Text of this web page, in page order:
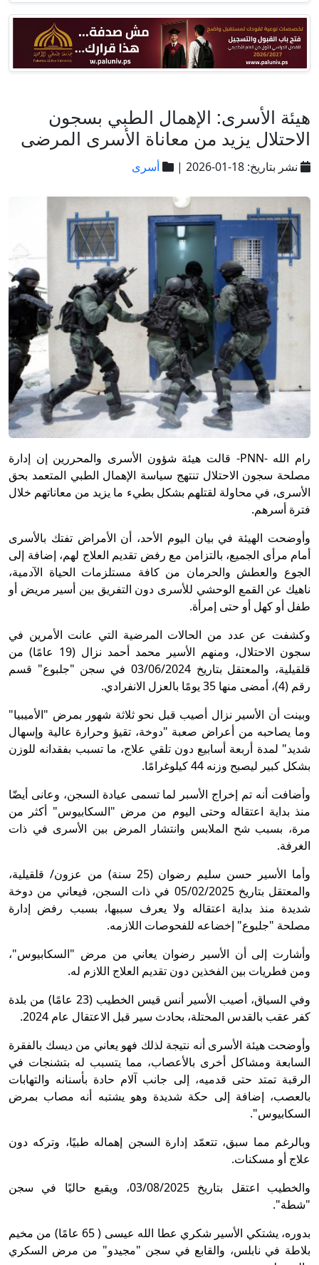
هيئة الأسرى: الإهمال الطبي بسجون
الاحتلال يزيد من معاناة الأسرى المرضى
نشر بتاريخ: 18-01-2026 | أسرى
رام الله -PNN- قالت هيئة شؤون الأسرى والمحررين إن إدارة
مصلحة سجون الاحتلال تنتهج سياسة الإهمال الطبي المتعمد بحق
الأسرى، في محاولة لقتلهم بشكل بطيء ما يزيد من معاناتهم خلال
فترة أسرهم.
وأوضحت الهيئة في بيان اليوم الأحد، أن الأمراض تفتك بالأسرى
أمام مرأى الجميع، بالتزامن مع رفض تقديم العلاج لهم، إضافة إلى
الجوع والعطش والحرمان من كافة مستلزمات الحياة الآدمية،
ناهيك عن القمع الوحشي للأسرى دون التفريق بين أسير مريض أو
طفل أو كهل أو حتى إمرأة.
وكشفت عن عدد من الحالات المرضية التي عانت الأمرين في
سجون الاحتلال، ومنهم الأسير محمد أحمد نزال (19 عامًا) من
قلقيلية، والمعتقل بتاريخ 03/06/2024 في سجن "جلبوع" قسم
رقم (4)، أمضى منها 35 يومًا بالعزل الانفرادي.
وبينت أن الأسير نزال أصيب قبل نحو ثلاثة شهور بمرض "الأميبيا"
وما يصاحبه من أعراض صعبة "دوخة، تقيؤ وحرارة عالية وإسهال
شديد" لمدة أربعة أسابيع دون تلقي علاج، ما تسبب بفقدانه للوزن
بشكل كبير ليصبح وزنه 44 كيلوغرامًا.
وأضافت أنه تم إخراج الأسبر لما تسمى عيادة السجن، وعانى أيضّا
منذ بداية اعتقاله وحتى اليوم من مرض "السكابيوس" أكثر من
مرة، بسبب شح الملابس وانتشار المرض بين الأسرى في ذات
الغرفة.
وأما الأسير حسن سليم رضوان (25 سنة) من عزون/ قلقيلية،
والمعتقل بتاريخ 05/02/2025 في ذات السجن، فيعاني من دوخة
شديدة منذ بداية اعتقاله ولا يعرف سببها، بسبب رفض إدارة
مصلحة "جلبوع" إخضاعه للفحوصات اللازمه.
وأشارت إلى أن الأسير رضوان يعاني من مرض "السكابيوس"،
ومن فطريات بين الفخذين دون تقديم العلاج اللازم له.
وفي السياق، أصيب الأسير أنس قيس الخطيب (23 عامًا) من بلدة
كفر عقب بالقدس المحتلة، بحادث سير قبل الاعتقال عام 2024.
وأوضحت هيئة الأسرى أنه نتيجة لذلك فهو يعاني من ديسك بالفقرة
السابعة ومشاكل أخرى بالأعصاب، مما يتسبب له بتشنجات في
الرقبة تمتد حتى قدميه، إلى جانب آلام حادة بأسنانه والتهابات
بالعصب، إضافة إلى حكة شديدة وهو يشتبه أنه مصاب بمرض
السكابيوس".
وبالرغم مما سبق، تتعمّد إدارة السجن إهماله طبيًا، وتركه دون
علاج أو مسكنات.
والخطيب اعتقل بتاريخ 03/08/2025، ويقبع حاليًا في سجن
"شطة".
بدوره، يشتكي الأسير شكري عطا الله عيسى ( 65 عامًا) من مخيم
بلاطة في نابلس، والقابع في سجن "مجيدو" من مرض السكري